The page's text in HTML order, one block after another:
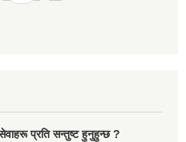
प्रति सन्तुष्ट हुनुहुन्छ ?